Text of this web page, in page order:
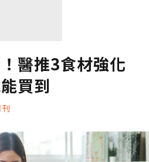
醫推3食材強化
買到